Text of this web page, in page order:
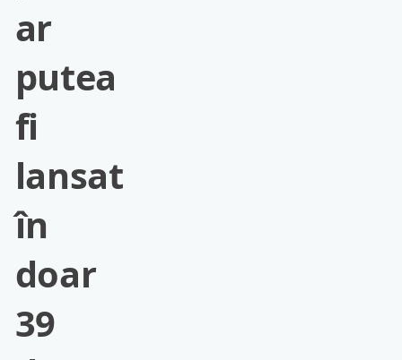
ar
putea
fi
lansat
în
doar
39